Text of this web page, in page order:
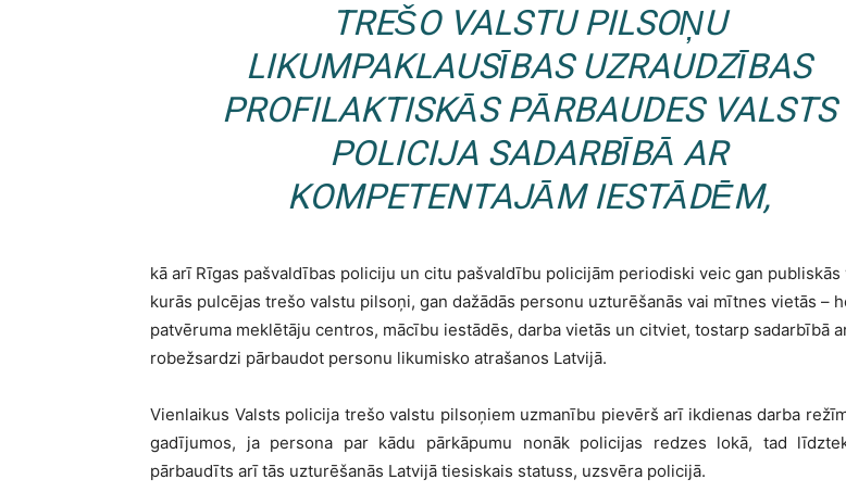
TREŠO VALSTU PILSOŅU
LIKUMPAKLAUSĪBAS UZRAUDZĪBAS
PROFILAKTISKĀS PĀRBAUDES VALSTS
POLICIJA SADARBĪBĀ AR
KOMPETENTAJĀM IESTĀDĒM,
kā arī Rīgas pašvaldības policiju un citu pašvaldību policijām periodiski veic gan publiskās
kurās pulcējas trešo valstu pilsoņi, gan dažādās personu uzturēšanās vai mītnes vietās –
patvēruma meklētāju centros, mācību iestādēs, darba vietās un citviet, tostarp sadarbībā
robežsardzi pārbaudot personu likumisko atrašanos Latvijā.
Vienlaikus Valsts policija trešo valstu pilsoņiem uzmanību pievērš arī ikdienas darba
gadījumos, ja persona par kādu pārkāpumu nonāk policijas redzes lokā, tad
pārbaudīts arī tās uzturēšanās Latvijā tiesiskais statuss, uzsvēra policijā.